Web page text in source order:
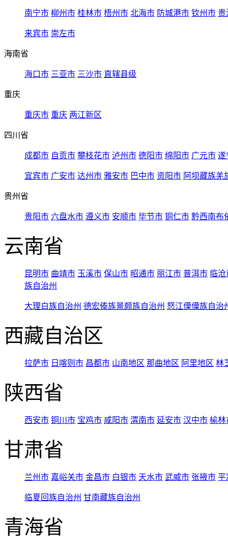
南宁市 柳州市 桂林市 梧州市 北海市 防城港市 钦州市 贵
来宾市 崇左市
海南省
海口市 三亚市 三沙市 直辖县级
重庆
重庆市 重庆 两江新区
四川省
成都市 自贡市 攀枝花市 泸州市 德阳市 绵阳市 广元市 遂
宜宾市 广安市 达州市 雅安市 巴中市 资阳市 阿坝藏族羌
贵州省
贵阳市 六盘水市 遵义市 安顺市 毕节市 铜仁市 黔西南布
云南省
昆明市 曲靖市 玉溪市 保山市 昭通市 丽江市 普洱市 临
族自治州
大理白族自治州 德宏傣族景颇族自治州 怒江傈僳族自治
西藏自治区
拉萨市 日喀则市 昌都市 山南地区 那曲地区 阿里地区 林
陕西省
西安市 铜川市 宝鸡市 咸阳市 渭南市 延安市 汉中市 榆林
甘肃省
兰州市 嘉峪关市 金昌市 白银市 天水市 武威市 张掖市 平
临夏回族自治州 甘南藏族自治州
青海省